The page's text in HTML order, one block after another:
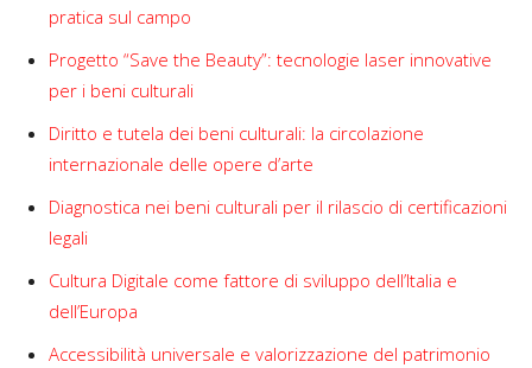
pratica sul campo
Progetto “Save the Beauty”: tecnologie laser innovative
per i beni culturali
Diritto e tutela dei beni culturali: la circolazione
internazionale delle opere d’arte
Diagnostica nei beni culturali per il rilascio di certificazioni
legali
Cultura Digitale come fattore di sviluppo dell’Italia e
dell’Europa
Accessibilità universale e valorizzazione del patrimonio